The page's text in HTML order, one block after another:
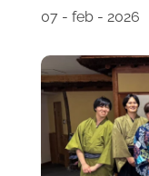
07 - feb - 2026